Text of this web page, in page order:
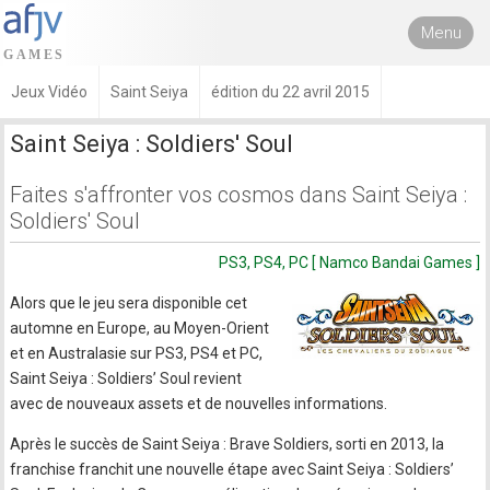
Menu
Jeux Vidéo Saint Seiya édition du 22 avril 2015
Saint Seiya : Soldiers' Soul
Faites s'affronter vos cosmos dans Saint Seiya :
Soldiers' Soul
PS3, PS4, PC [ Namco Bandai Games ]
Alors que le jeu sera disponible cet
automne en Europe, au Moyen-Orient
et en Australasie sur PS3, PS4 et PC,
Saint Seiya : Soldiers’ Soul revient
avec de nouveaux assets et de nouvelles informations.
Après le succès de Saint Seiya : Brave Soldiers, sorti en 2013, la
franchise franchit une nouvelle étape avec Saint Seiya : Soldiers’